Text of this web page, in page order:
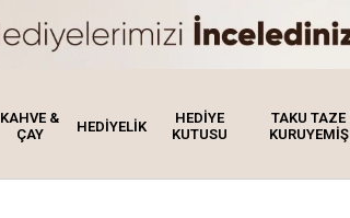
KAHVE &
ÇAY
HEDİYELİK
HEDİYE
KUTUSU
TAKU TAZE
KURUYEMİŞ